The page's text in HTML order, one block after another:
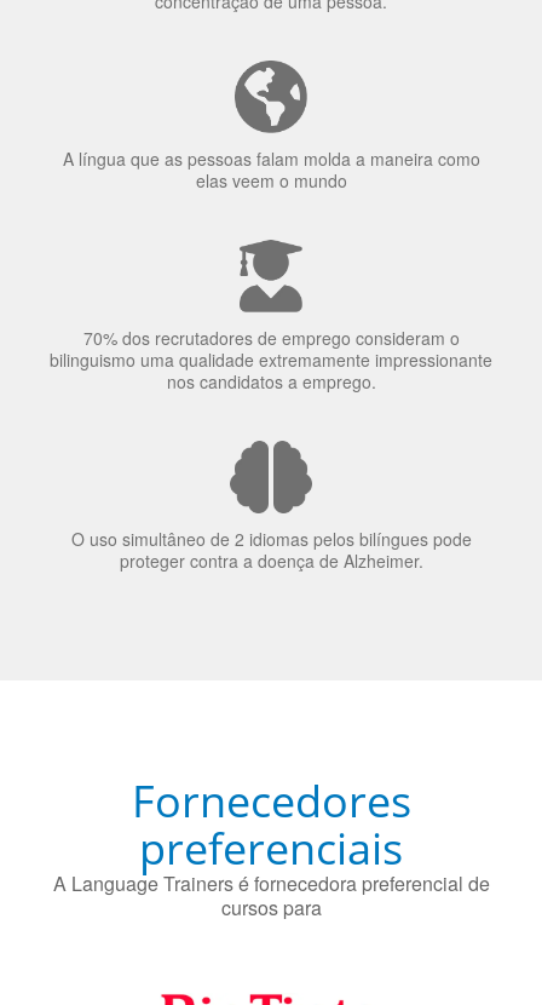
A língua que as pessoas falam molda a maneira como
elas veem o mundo
70% dos recrutadores de emprego consideram o
bilinguismo uma qualidade extremamente impressionante
O uso simultâneo de 2 idiomas pelos bilíngues pode
proteger contra a doença de Alzheimer.
preferenciais
A Language Trainers é fornecedora preferencial de
cursos para